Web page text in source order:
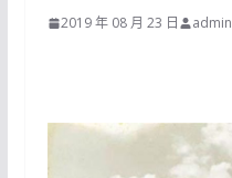
2019 年 08 月 23 日 admin